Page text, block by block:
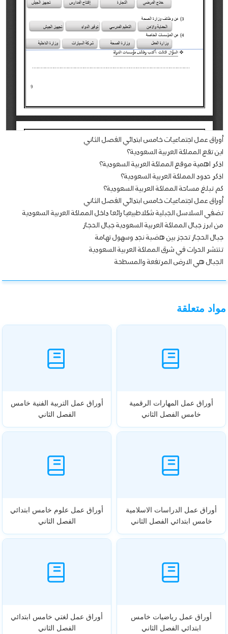
أوراق عمل اجتماعيات خامس ابتدائي الفصل الثاني
اين تقع المملكة العربية السعودية؟
اذكر اهمية موقع المملكة العربية السعودية؟
اذكر حدود المملكة العربية السعودية؟
كم تبلغ مساحة المملكة العربية السعودية؟
أوراق عمل اجتماعيات خامس ابتدائي الفصل الثاني
تضفي السلاسل الجبلية شكلاطبيعيا رائعا داخل المملكة العربية السعودية
من ابرز جبال المملكة العربية السعودية جبال الحجاز
جبال الحجاز تحجز بين هضبة نجد وسهول تهامة
تنتشر الحرات في شرق المملكة العربية السعودية
الجبال هي الارض المرتفعة والمسطحة
مواد متعلقة
أوراق عمل المهارات الرقمية
خامس الفصل الثاني
أوراق عمل التربية الفنية خامس
الفصل الثاني
أوراق عمل الدراسات الاسلامية
خامس ابتدائي الفصل الثاني
أوراق عمل علوم خامس ابتدائي
الفصل الثاني
أوراق عمل رياضيات خامس
ابتدائي الفصل الثاني
أوراق عمل لغتي خامس ابتدائي
الفصل الثاني